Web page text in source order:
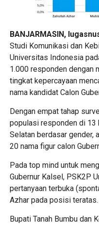
BANJARMASIN,
Studi Komunikasi dan
Universitas Indonesia
1.000 responden dengan
tingkat kepercayaan
nama kandidat Calon
Dengan empat tahap
populasi responden di 13
Selatan berdasar gender,
20 nama figur calon
Pada top mind untuk
Gubernur Kalsel, PSK2P
pertanyaan terbuka
Azhar pada posisi teratas.
Bupati Tanah Bumbu dan